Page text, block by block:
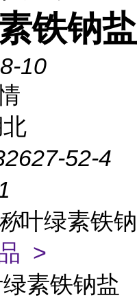
铁钠盐
10
52-4
叶绿素铁
>
素铁钠盐